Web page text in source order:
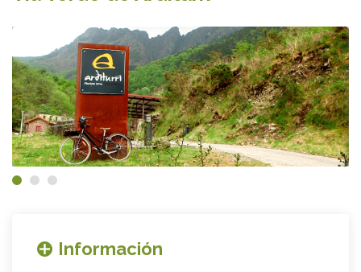
Información